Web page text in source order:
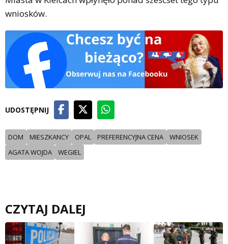
wniosków.
UDOSTĘPNIJ
DOM MIESZKANCY OPAL PREFERENCYJNA CENA
WNIOSEK
AGATA WOJDA
WEGIEL
CZYTAJ DALEJ